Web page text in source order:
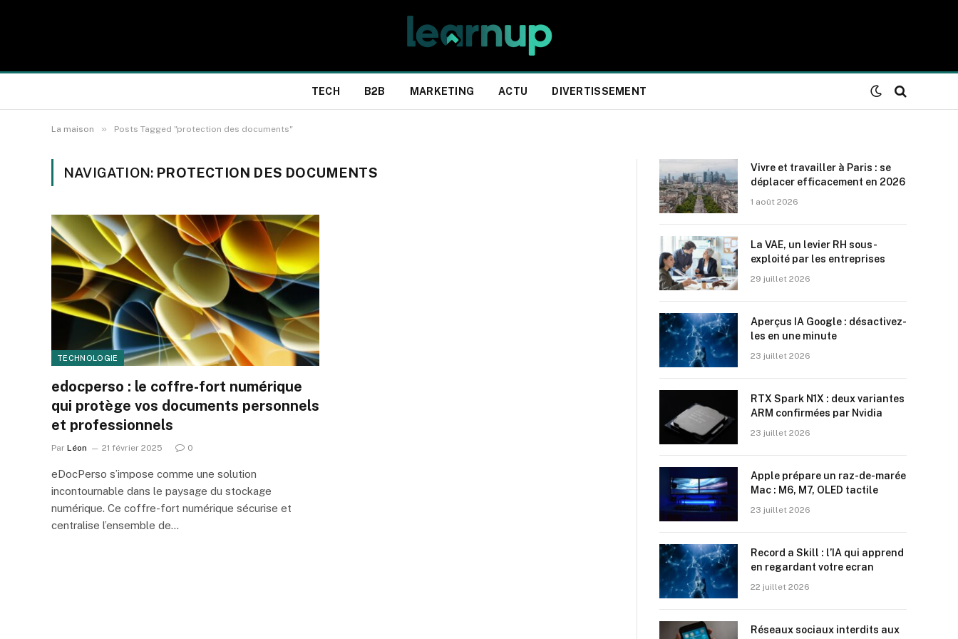
TECH B2B MARKETING ACTU DIVERTISSEMENT
La maison » Posts Tagged "protection des documents"
NAVIGATION: PROTECTION DES DOCUMENTS
TECHNOLOGIE
edocperso : le coffre-fort numérique
qui protège vos documents personnels
et professionnels
Par Léon 21 février 2025 0
eDocPerso s’impose comme une solution
incontournable dans le paysage du stockage
numérique. Ce coffre-fort numérique sécurise et
centralise l’ensemble de…
Vivre et travailler à Paris : se
déplacer efficacement en 2026
1 août 2026
La VAE, un levier RH sous-
exploité par les entreprises
29 juillet 2026
Aperçus IA Google : désactivez-
les en une minute
23 juillet 2026
RTX Spark N1X : deux variantes
ARM confirmées par Nvidia
23 juillet 2026
Apple prépare un raz-de-marée
Mac : M6, M7, OLED tactile
23 juillet 2026
Record a Skill : l’IA qui apprend
en regardant votre ecran
22 juillet 2026
Réseaux sociaux interdits aux